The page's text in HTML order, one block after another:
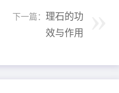
下一篇： 理石的功
效与作用